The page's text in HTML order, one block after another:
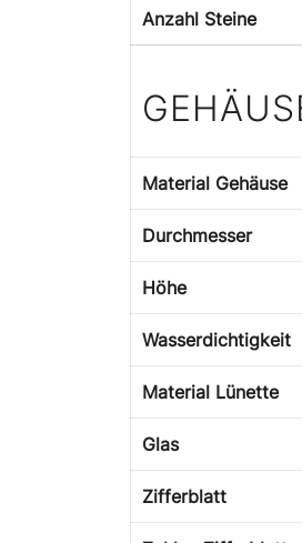
Anzahl Steine
Material Gehäuse
Durchmesser
Höhe
Wasserdichtigkeit
Material Lünette
Glas
Zifferblatt